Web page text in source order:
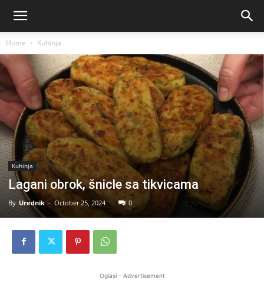
Home Kuhinja
Kuhinja
Lagani obrok, šnicle sa tikvicama
By Urednik - October 25, 2024 0
Oglasi - Advertisement